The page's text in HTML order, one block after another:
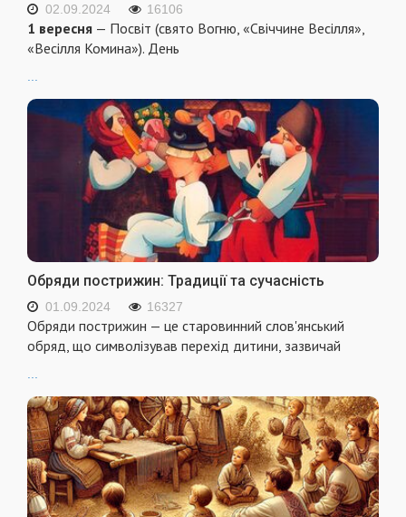
02.09.2024 16106
1 вересня — Посвіт (свято Вогню, «Свіччине Весілля»,
«Весілля Комина»). День
Обряди пострижин: Традиції та сучасність
01.09.2024 16327
Обряди пострижин — це старовинний слов'янський
обряд, що символізував перехід дитини, зазвичай